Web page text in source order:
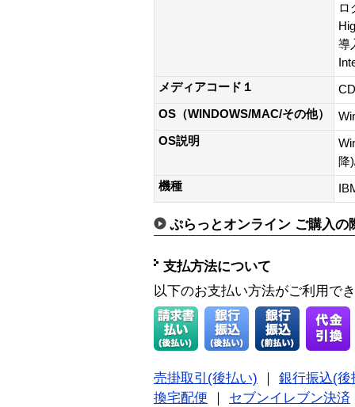
ロ
導
メディアコード１
OS（WINDOWS/MAC/その他）
OS説明
降
機種
ぷらっとオンライン ご購入の
支払方法について
以下のお支払い方法がご利用で
売掛取引(後払い)
銀行振込(後
換宅配便
セブンイレブン決済